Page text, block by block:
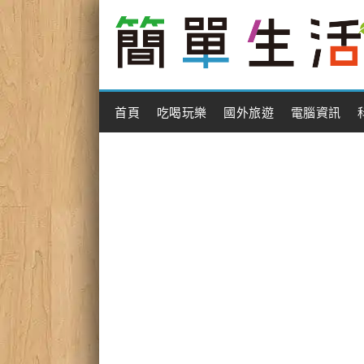
Main Menu
首頁 吃喝玩樂 國外旅遊 電腦資訊